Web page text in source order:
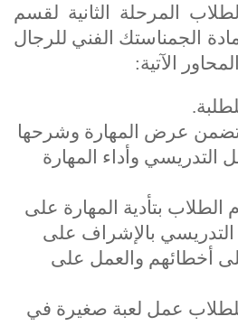
المرحلة الثانية لقسم
مادة الجمناستك الفني للرجال
الآتية:
عرض المهارة وشرحها
التدريسي وأداء المهارة
الطلاب بتأدية المهارة على
بالإشراف على
أخطائهم والعمل على
عمل لعبة صغيرة في